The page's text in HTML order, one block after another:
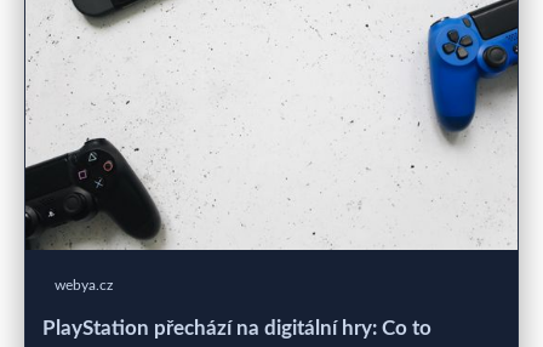
webya.cz
PlayStation přechází na digitální hry: Co to